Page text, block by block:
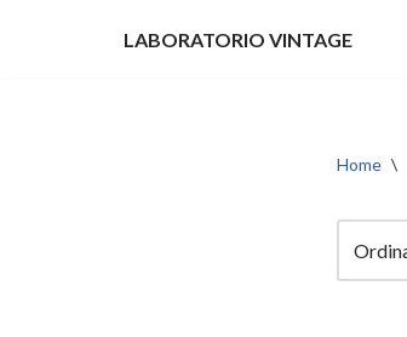
LABORATORIO VINTAGE
Home \